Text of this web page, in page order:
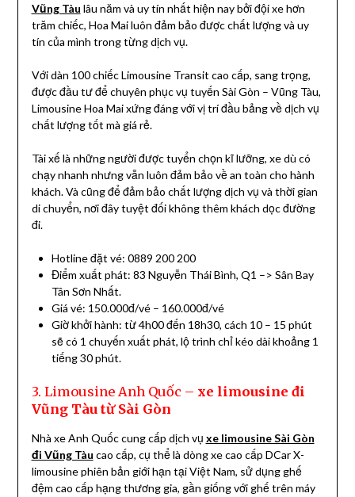
Vũng Tàu lâu năm và uy tín nhất hiện nay bởi đội xe hơn
trăm chiếc, Hoa Mai luôn đảm bảo được chất lượng và uy
tín của mình trong từng dịch vụ.
Với dàn 100 chiếc Limousine Transit cao cấp, sang trọng,
được đầu tư để chuyên phục vụ tuyến Sài Gòn – Vũng Tàu,
Limousine Hoa Mai xứng đáng với vị trí đầu bảng về dịch vụ
chất lượng tốt mà giá rẻ.
Tài xế là những người được tuyển chọn kĩ lưỡng, xe dù có
chạy nhanh nhưng vẫn luôn đảm bảo về an toàn cho hành
khách. Và cũng để đảm bảo chất lượng dịch vụ và thời gian
di chuyển, nơi đây tuyệt đối không thêm khách dọc đường
đi.
Hotline đặt vé: 0889 200 200
Điểm xuất phát: 83 Nguyễn Thái Bình, Q1 –> Sân Bay
Tân Sơn Nhất.
Giá vé: 150.000đ/vé – 160.000đ/vé
Giờ khởi hành: từ 4h00 đến 18h30, cách 10 – 15 phút
sẽ có 1 chuyến xuất phát, lộ trình chỉ kéo dài khoảng 1
tiếng 30 phút.
3. Limousine Anh Quốc – xe limousine đi
Vũng Tàu từ Sài Gòn
Nhà xe Anh Quốc cung cấp dịch vụ xe limousine Sài Gòn
đi Vũng Tàu cao cấp, cụ thể là dòng xe cao cấp DCar X-
limousine phiên bản giới hạn tại Việt Nam, sử dụng ghế
đệm cao cấp hạng thương gia, gần giống với ghế trên máy